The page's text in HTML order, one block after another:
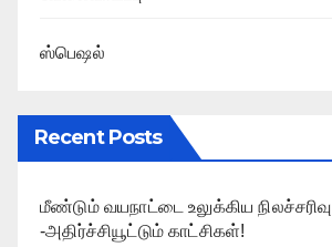
ஸ்பெஷல்
Recent Posts
மீண்டும் வயநாட்டை உலுக்கிய நிலச்சரிவு
-அதிர்ச்சியூட்டும் காட்சிகள்!